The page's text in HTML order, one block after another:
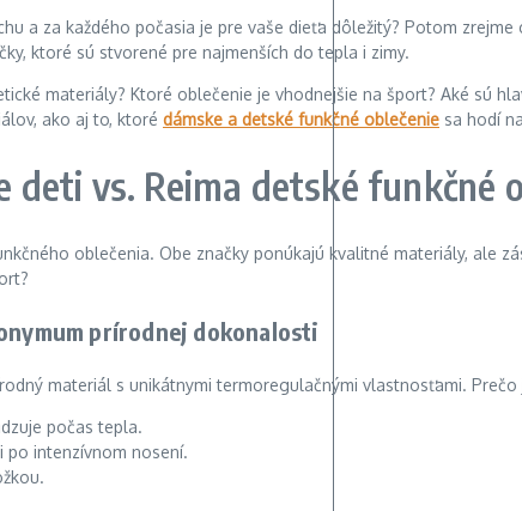
a za každého počasia je pre vaše dieťa dôležitý? Potom
ktoré sú stvorené pre najmenších do tepla i zimy.
materiály? Ktoré oblečenie je vhodnejšie na šport? Aké sú
ako aj to, ktoré dámske a detské funkčné oblečenie sa hodí
deti vs. Reima detské funkčné
oblečenia. Obe značky ponúkajú kvalitné materiály, ale
prírodnej dokonalosti
materiál s unikátnymi termoregulačnými vlastnosťami.
počas tepla.
po intenzívnom nosení.